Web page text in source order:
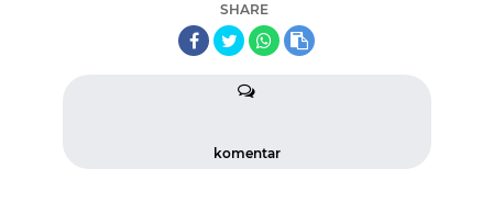
SHARE
komentar